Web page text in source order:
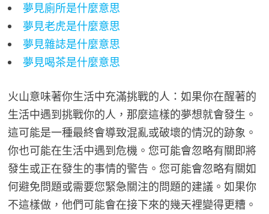
夢見廁所是什麼意思
夢見老虎是什麼意思
夢見雜誌是什麼意思
夢見喝茶是什麼意思
火山意味著你生活中充滿挑戰的人：如果你在醒著的
生活中遇到挑戰你的人，那麼這樣的夢想就會發生。
這可能是一種最終會導致混亂或破壞的情況的跡象。
你也可能在生活中遇到危機。您可能會忽略有關即將
發生或正在發生的事情的警告。您可能會忽略有關如
何避免問題或需要您緊急關注的問題的建議。如果你
不這樣做，他們可能會在接下來的幾天裡變得更糟。